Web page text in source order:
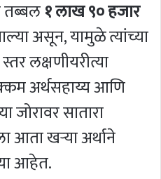
तब्बल१ लाख ९० हजार
असून, यामुळे त्यांच्या
लक्षणीयरीत्या
अर्थसहाय्य आणि
जोरावर सातारा
आता खऱ्या अर्थाने
आहेत.